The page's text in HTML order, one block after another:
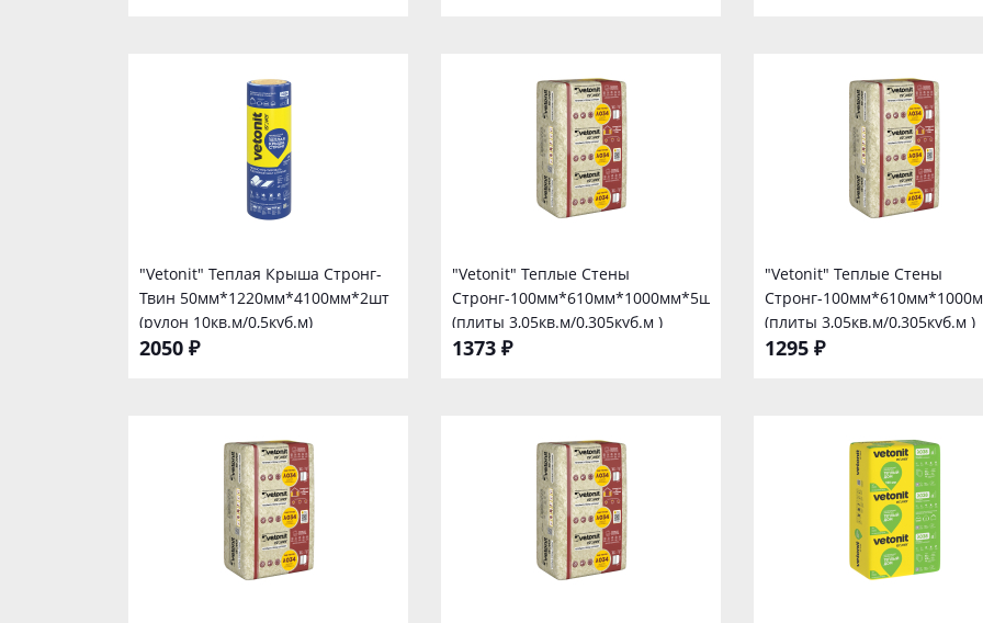
"Vetonit" Теплая Крыша Стронг-
Твин 50мм*1220мм*4100мм*2шт
(рулон 10кв.м/0,5куб.м)
2050 ₽
"Vetonit" Теплые Стены
Стронг-100мм*610мм*1000мм*5шт
(плиты 3,05кв.м/0,305куб.м )
1373 ₽
"Vetonit" Теплые Стены
Стронг-
(плиты 3,05кв.м/0,305куб.м )
1295 ₽